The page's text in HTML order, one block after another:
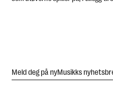
Meld deg på nyMusikks